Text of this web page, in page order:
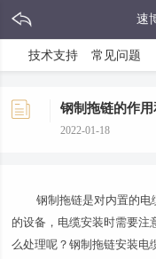
速
技术支持 常见问题
钢制拖链的作
2022-01-18
钢制拖链是对内置的
的设备，电缆安装时需要注
么处理呢？钢制拖链安装电